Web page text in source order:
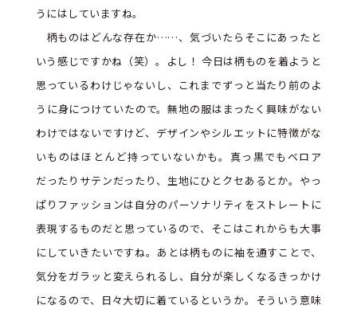
うにはしていますね。
柄ものはどんな存在か……、気づいたらそこにあったと
いう感じですかね（笑）。よし！ 今日は柄ものを着ようと
思っているわけじゃないし、これまでずっと当たり前のよ
うに身につけていたので。無地の服はまったく興味がない
わけではないですけど、デザインやシルエットに特徴がな
いものはほとんど持っていないかも。真っ黒でもベロア
だったりサテンだったり、生地にひとクセあるとか。やっ
ぱりファッションは自分のパーソナリティをストレートに
表現するものだと思っているので、そこはこれからも大事
にしていきたいですね。あとは柄ものに袖を通すことで、
気分をガラッと変えられるし、自分が楽しくなるきっかけ
になるので、日々大切に着ているというか。そういう意味